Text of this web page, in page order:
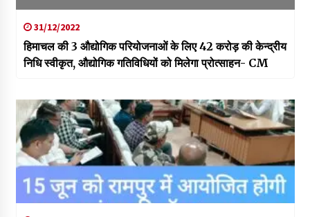
31/12/2022
हिमाचल की 3 औद्योगिक परियोजनाओं के लिए 42 करोड़ की केन्द्रीय
निधि स्वीकृत, औद्योगिक गतिविधियों को मिलेगा प्रोत्साहन- CM